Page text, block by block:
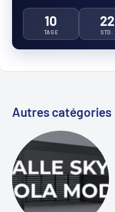
10
TAGE
22
STD.
Autres catégories